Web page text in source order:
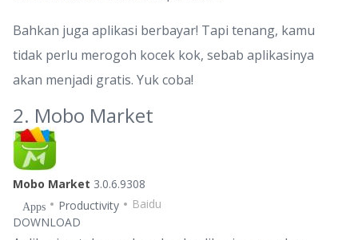
Bahkan juga aplikasi berbayar! Tapi tenang, kamu
tidak perlu merogoh kocek kok, sebab aplikasinya
akan menjadi gratis. Yuk coba!
2. Mobo Market
Mobo Market 3.0.6.9308
Apps Productivity
Baidu
DOWNLOAD